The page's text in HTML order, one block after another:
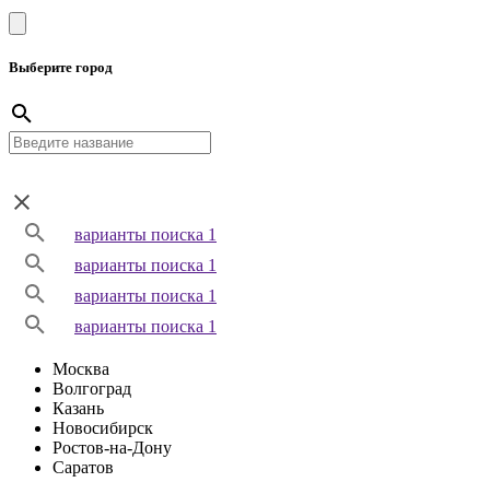
Выберите город
варианты поиска 1
варианты поиска 1
варианты поиска 1
варианты поиска 1
Москва
Волгоград
Казань
Новосибирск
Ростов-на-Дону
Саратов